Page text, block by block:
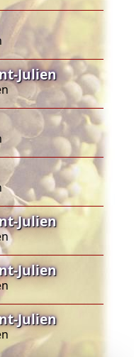
Julien
Julien
Julien
Julien